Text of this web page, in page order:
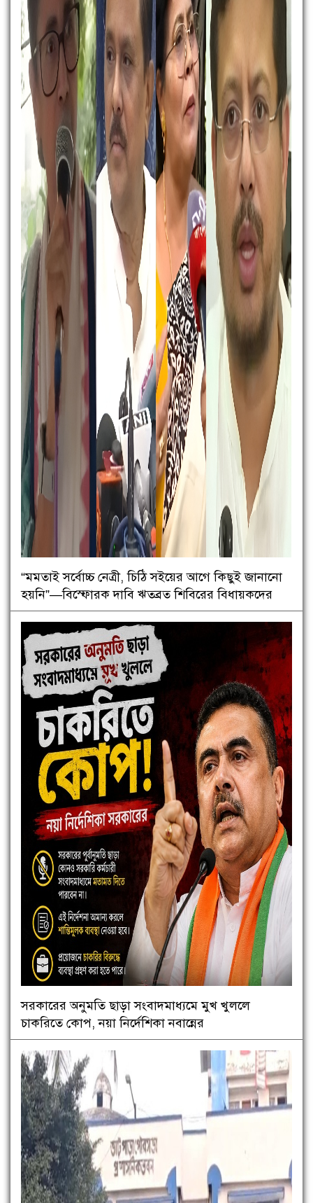
“মমতাই সর্বোচ্চ নেত্রী, চিঠি সইয়ের আগে কিছুই জানানো
হয়নি”—বিস্ফোরক দাবি ঋতব্রত শিবিরের বিধায়কদের
সরকারের অনুমতি ছাড়া সংবাদমাধ্যমে মুখ খুললে
চাকরিতে কোপ, নয়া নির্দেশিকা নবান্নের